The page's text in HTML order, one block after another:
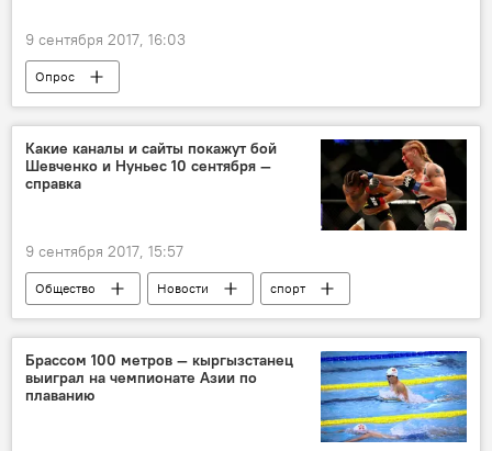
9 сентября 2017, 16:03
Опрос
Какие каналы и сайты покажут бой
Шевченко и Нуньес 10 сентября —
справка
9 сентября 2017, 15:57
Общество Новости
спорт
В мире
Кыргызстан
Бой Валентины Шевченко против Аманды Нуньес
Аманда Нуньес
Валентина Шевченко
Брассом 100 метров — кыргызстанец
выиграл на чемпионате Азии по
плаванию